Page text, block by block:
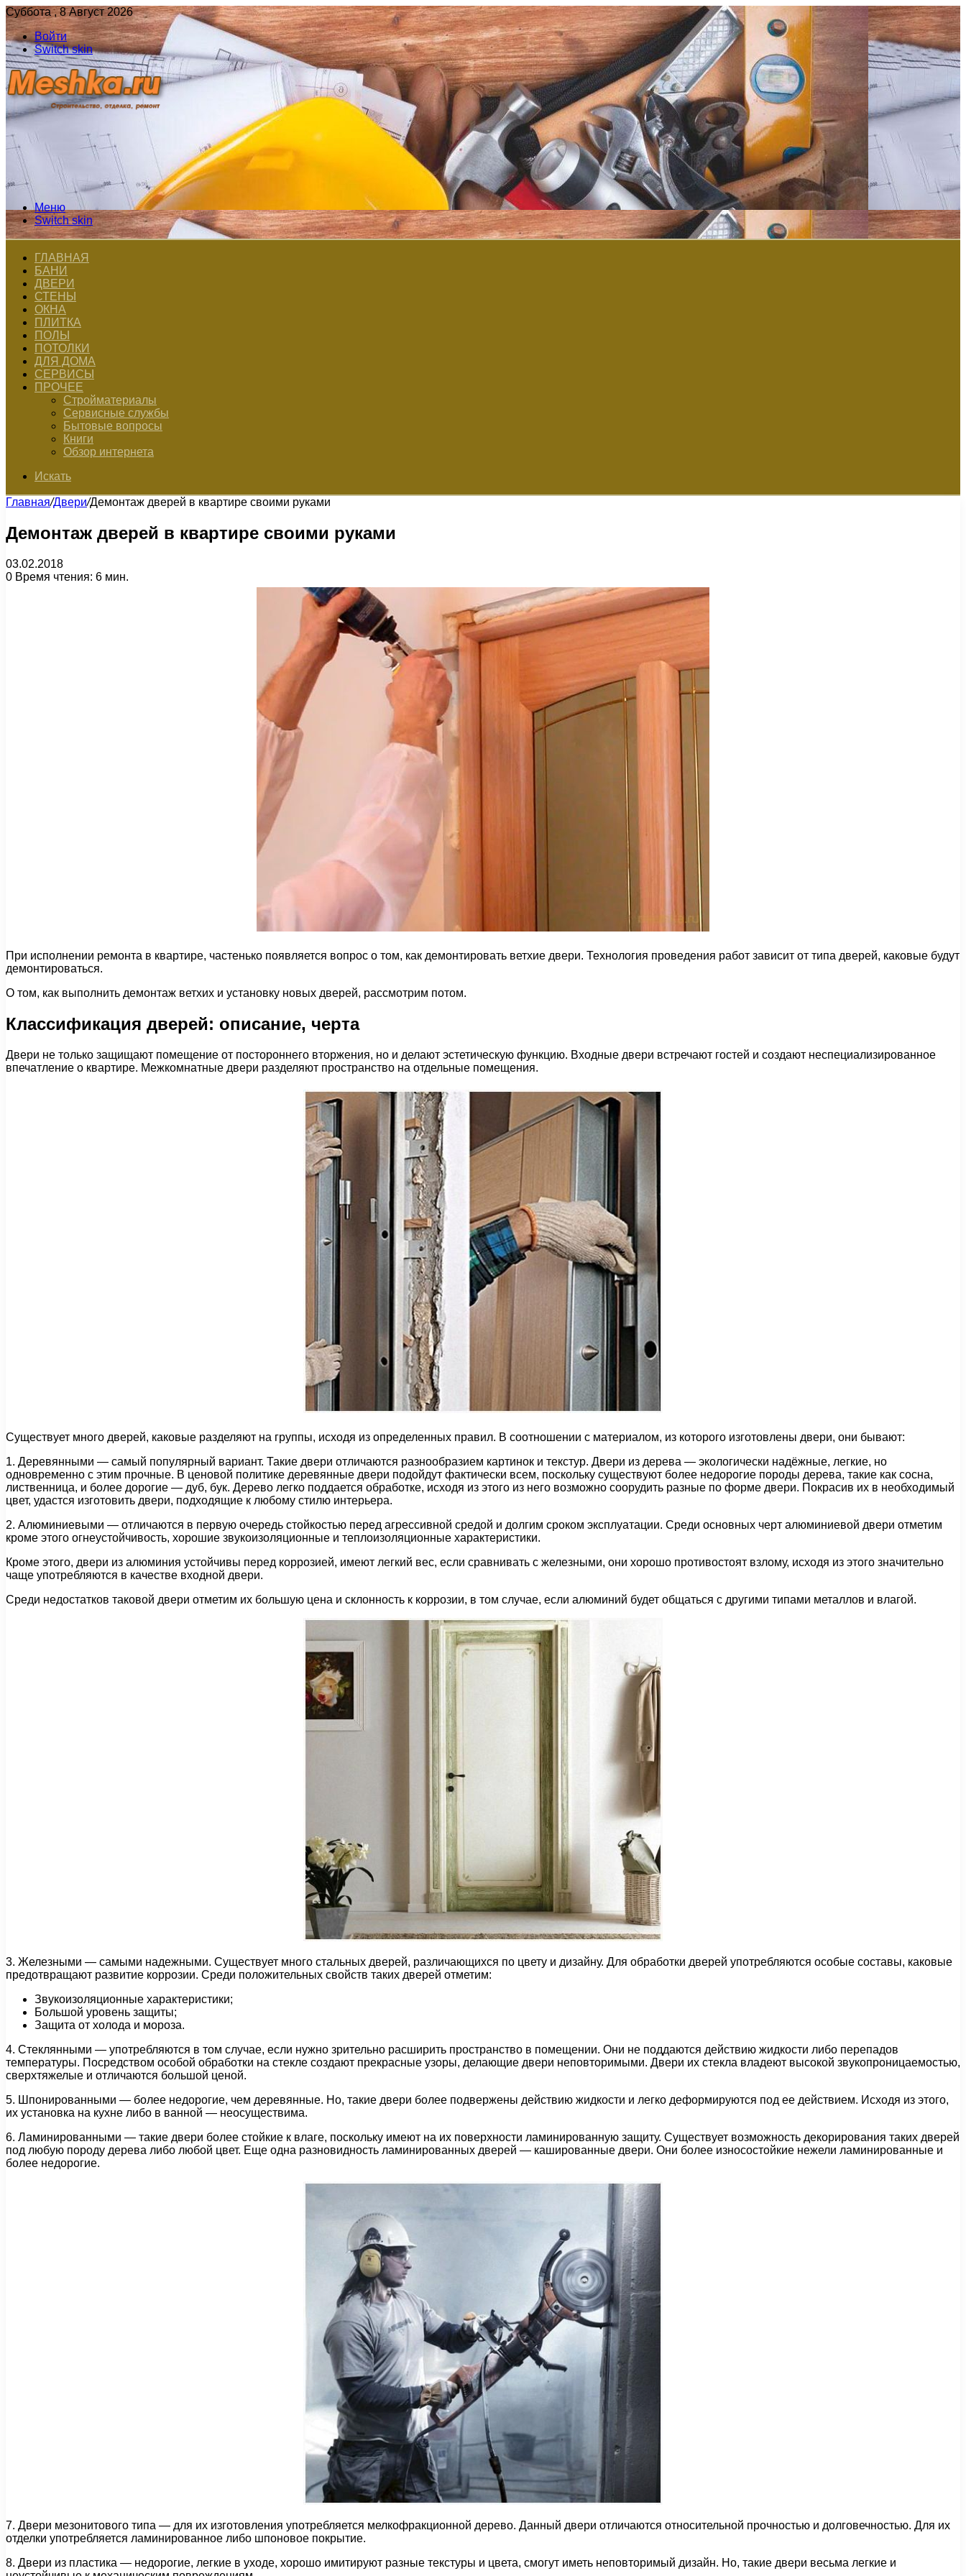
Суббота , 8 Август 2026
Войти
Switch skin
Меню
Switch skin
ГЛАВНАЯ
БАНИ
ДВЕРИ
СТЕНЫ
ОКНА
ПЛИТКА
ПОЛЫ
ПОТОЛКИ
ДЛЯ ДОМА
СЕРВИСЫ
ПРОЧЕЕ
Стройматериалы
Сервисные службы
Бытовые вопросы
Книги
Обзор интернета
Искать
Главная/Двери/Демонтаж дверей в квартире своими руками
Демонтаж дверей в квартире своими руками
03.02.2018
0 Время чтения: 6 мин.
При исполнении ремонта в квартире, частенько появляется вопрос о том, как демонтировать ветхие двери. Технология проведения работ зависит от типа дверей, каковые будут
демонтироваться.
О том, как выполнить демонтаж ветхих и установку новых дверей, рассмотрим потом.
Классификация дверей: описание, черта
Двери не только защищают помещение от постороннего вторжения, но и делают эстетическую функцию. Входные двери встречают гостей и создают неспециализированное
впечатление о квартире. Межкомнатные двери разделяют пространство на отдельные помещения.
Существует много дверей, каковые разделяют на группы, исходя из определенных правил. В соотношении с материалом, из которого изготовлены двери, они бывают:
1. Деревянными — самый популярный вариант. Такие двери отличаются разнообразием картинок и текстур. Двери из дерева — экологически надёжные, легкие, но
одновременно с этим прочные. В ценовой политике деревянные двери подойдут фактически всем, поскольку существуют более недорогие породы дерева, такие как сосна,
лиственница, и более дорогие — дуб, бук. Дерево легко поддается обработке, исходя из этого из него возможно соорудить разные по форме двери. Покрасив их в необходимый
цвет, удастся изготовить двери, подходящие к любому стилю интерьера.
2. Алюминиевыми — отличаются в первую очередь стойкостью перед агрессивной средой и долгим сроком эксплуатации. Среди основных черт алюминиевой двери отметим
кроме этого огнеустойчивость, хорошие звукоизоляционные и теплоизоляционные характеристики.
Кроме этого, двери из алюминия устойчивы перед коррозией, имеют легкий вес, если сравнивать с железными, они хорошо противостоят взлому, исходя из этого значительно
чаще употребляются в качестве входной двери.
Среди недостатков таковой двери отметим их большую цена и склонность к коррозии, в том случае, если алюминий будет общаться с другими типами металлов и влагой.
3. Железными — самыми надежными. Существует много стальных дверей, различающихся по цвету и дизайну. Для обработки дверей употребляются особые составы, каковые
предотвращают развитие коррозии. Среди положительных свойств таких дверей отметим:
Звукоизоляционные характеристики;
Большой уровень защиты;
Защита от холода и мороза.
4. Стеклянными — употребляются в том случае, если нужно зрительно расширить пространство в помещении. Они не поддаются действию жидкости либо перепадов
температуры. Посредством особой обработки на стекле создают прекрасные узоры, делающие двери неповторимыми. Двери их стекла владеют высокой звукопроницаемостью,
сверхтяжелые и отличаются большой ценой.
5. Шпонированными — более недорогие, чем деревянные. Но, такие двери более подвержены действию жидкости и легко деформируются под ее действием. Исходя из этого,
их установка на кухне либо в ванной — неосуществима.
6. Ламинированными — такие двери более стойкие к влаге, поскольку имеют на их поверхности ламинированную защиту. Существует возможность декорирования таких дверей
под любую породу дерева либо любой цвет. Еще одна разновидность ламинированных дверей — кашированные двери. Они более износостойкие нежели ламинированные и
более недорогие.
7. Двери мезонитового типа — для их изготовления употребляется мелкофракционной дерево. Данный двери отличаются относительной прочностью и долговечностью. Для их
отделки употребляется ламинированное либо шпоновое покрытие.
8. Двери из пластика — недорогие, легкие в уходе, хорошо имитируют разные текстуры и цвета, смогут иметь неповторимый дизайн. Но, такие двери весьма легкие и